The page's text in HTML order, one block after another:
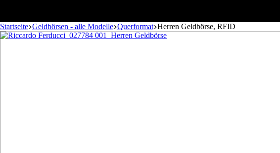
Startseite Geldbörsen - alle Modelle Querformat Herren Geldbörse, RFID